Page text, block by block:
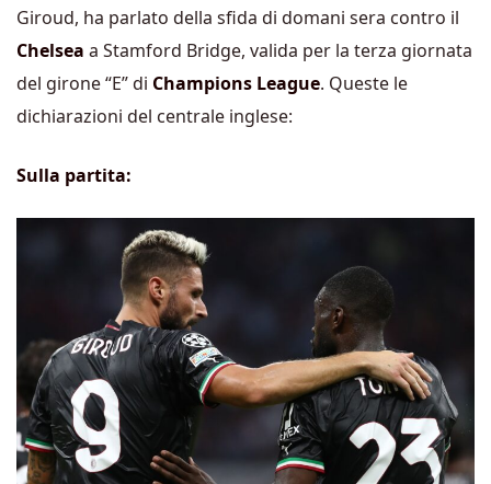
Giroud, ha parlato della sfida di domani sera contro il
Chelsea a Stamford Bridge, valida per la terza giornata
del girone “E” di Champions League. Queste le
dichiarazioni del centrale inglese:
Sulla partita: